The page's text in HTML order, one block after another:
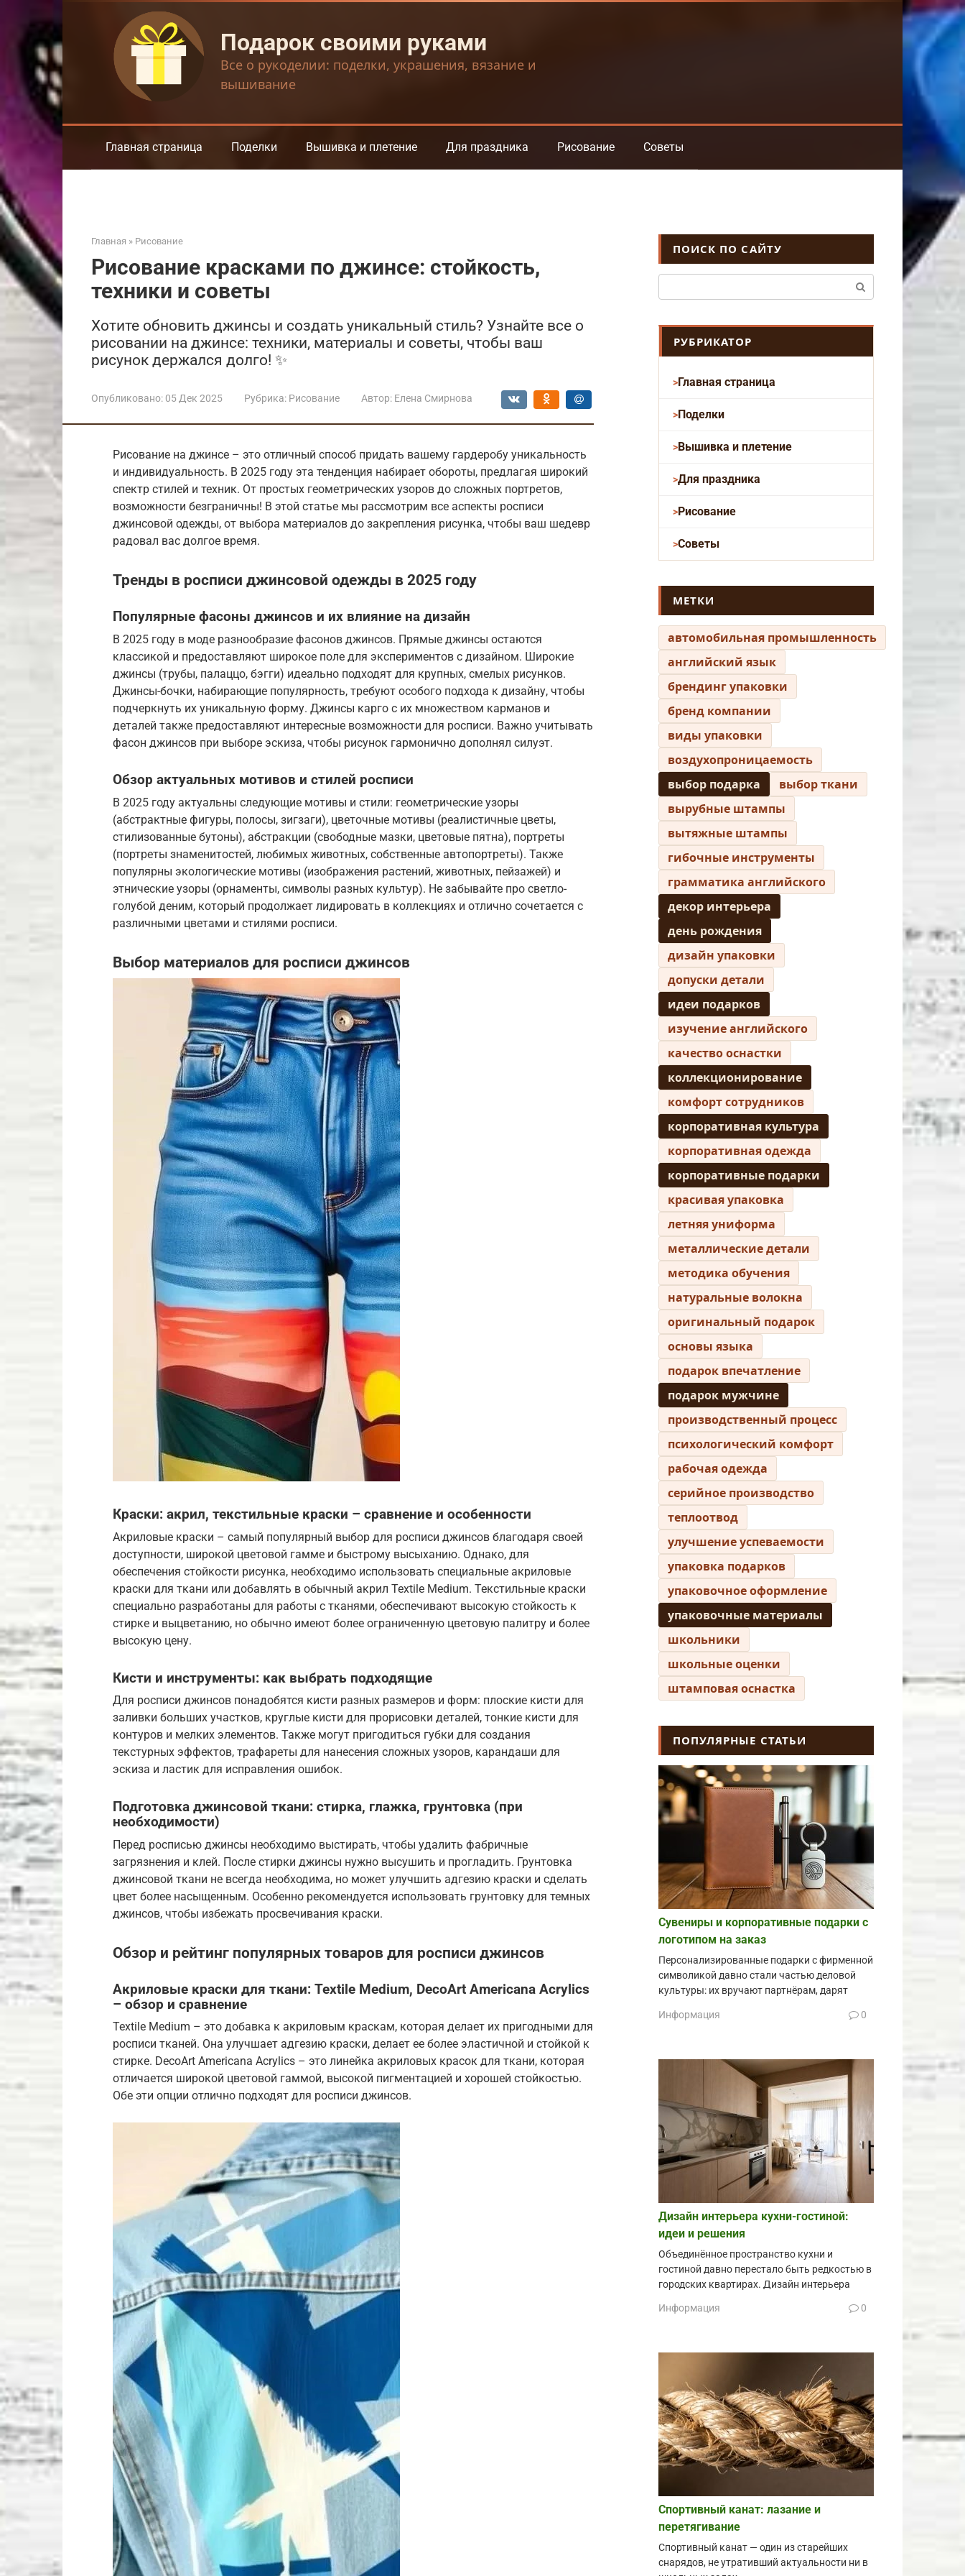
контенту
Подарок своими руками
Все о рукоделии: поделки, украшения, вязание и
вышивание
Главная страница Поделки Вышивка и плетение Для праздника Рисование Советы
Главная » Рисование
Рисование красками по джинсе: стойкость,
техники и советы
Хотите обновить джинсы и создать уникальный стиль? Узнайте все о
рисовании на джинсе: техники, материалы и советы, чтобы ваш
рисунок держался долго! ✨
Опубликовано: 05 Дек 2025 Рубрика: Рисование Автор: Елена Смирнова
Рисование на джинсе – это отличный способ придать вашему гардеробу уникальность
и индивидуальность. В 2025 году эта тенденция набирает обороты, предлагая широкий
спектр стилей и техник. От простых геометрических узоров до сложных портретов,
возможности безграничны! В этой статье мы рассмотрим все аспекты росписи
джинсовой одежды, от выбора материалов до закрепления рисунка, чтобы ваш шедевр
радовал вас долгое время.
Тренды в росписи джинсовой одежды в 2025 году
Популярные фасоны джинсов и их влияние на дизайн
В 2025 году в моде разнообразие фасонов джинсов. Прямые джинсы остаются
классикой и предоставляют широкое поле для экспериментов с дизайном. Широкие
джинсы (трубы, палаццо, бэгги) идеально подходят для крупных, смелых рисунков.
Джинсы-бочки, набирающие популярность, требуют особого подхода к дизайну, чтобы
подчеркнуть их уникальную форму. Джинсы карго с их множеством карманов и
деталей также предоставляют интересные возможности для росписи. Важно учитывать
фасон джинсов при выборе эскиза, чтобы рисунок гармонично дополнял силуэт.
Обзор актуальных мотивов и стилей росписи
В 2025 году актуальны следующие мотивы и стили: геометрические узоры
(абстрактные фигуры, полосы, зигзаги), цветочные мотивы (реалистичные цветы,
стилизованные бутоны), абстракции (свободные мазки, цветовые пятна), портреты
(портреты знаменитостей, любимых животных, собственные автопортреты). Также
популярны экологические мотивы (изображения растений, животных, пейзажей) и
этнические узоры (орнаменты, символы разных культур). Не забывайте про светло-
голубой деним, который продолжает лидировать в коллекциях и отлично сочетается с
различными цветами и стилями росписи.
Выбор материалов для росписи джинсов
Краски: акрил, текстильные краски – сравнение и особенности
Акриловые краски – самый популярный выбор для росписи джинсов благодаря своей
доступности, широкой цветовой гамме и быстрому высыханию. Однако, для
обеспечения стойкости рисунка, необходимо использовать специальные акриловые
краски для ткани или добавлять в обычный акрил Textile Medium. Текстильные краски
специально разработаны для работы с тканями, обеспечивают высокую стойкость к
стирке и выцветанию, но обычно имеют более ограниченную цветовую палитру и более
высокую цену.
Кисти и инструменты: как выбрать подходящие
Для росписи джинсов понадобятся кисти разных размеров и форм: плоские кисти для
заливки больших участков, круглые кисти для прорисовки деталей, тонкие кисти для
контуров и мелких элементов. Также могут пригодиться губки для создания
текстурных эффектов, трафареты для нанесения сложных узоров, карандаши для
эскиза и ластик для исправления ошибок.
Подготовка джинсовой ткани: стирка, глажка, грунтовка (при
необходимости)
Перед росписью джинсы необходимо выстирать, чтобы удалить фабричные
загрязнения и клей. После стирки джинсы нужно высушить и прогладить. Грунтовка
джинсовой ткани не всегда необходима, но может улучшить адгезию краски и сделать
цвет более насыщенным. Особенно рекомендуется использовать грунтовку для темных
джинсов, чтобы избежать просвечивания краски.
Обзор и рейтинг популярных товаров для росписи джинсов
Акриловые краски для ткани: Textile Medium, DecoArt Americana Acrylics
– обзор и сравнение
Textile Medium – это добавка к акриловым краскам, которая делает их пригодными для
росписи тканей. Она улучшает адгезию краски, делает ее более эластичной и стойкой к
стирке. DecoArt Americana Acrylics – это линейка акриловых красок для ткани, которая
отличается широкой цветовой гаммой, высокой пигментацией и хорошей стойкостью.
Обе эти опции отлично подходят для росписи джинсов.
ПОИСК ПО САЙТУ
РУБРИКАТОР
Главная страница
Поделки
Вышивка и плетение
Для праздника
Рисование
Советы
МЕТКИ
автомобильная промышленность
английский язык
брендинг упаковки
бренд компании
виды упаковки
воздухопроницаемость
выбор подарка
выбор ткани
вырубные штампы
вытяжные штампы
гибочные инструменты
грамматика английского
декор интерьера
день рождения
дизайн упаковки
допуски детали
идеи подарков
изучение английского
качество оснастки
коллекционирование
комфорт сотрудников
корпоративная культура
корпоративная одежда
корпоративные подарки
красивая упаковка
летняя униформа
металлические детали
методика обучения
натуральные волокна
оригинальный подарок
основы языка
подарок впечатление
подарок мужчине
производственный процесс
психологический комфорт
рабочая одежда
серийное производство
теплоотвод
улучшение успеваемости
упаковка подарков
упаковочное оформление
упаковочные материалы
школьники
школьные оценки
штамповая оснастка
ПОПУЛЯРНЫЕ СТАТЬИ
Сувениры и корпоративные подарки с
логотипом на заказ
Персонализированные подарки с фирменной
символикой давно стали частью деловой
культуры: их вручают партнёрам, дарят
Информация 0
Дизайн интерьера кухни-гостиной:
идеи и решения
Объединённое пространство кухни и
гостиной давно перестало быть редкостью в
городских квартирах. Дизайн интерьера
Информация 0
Спортивный канат: лазание и
перетягивание
Спортивный канат — один из старейших
снарядов, не утративший актуальности ни в